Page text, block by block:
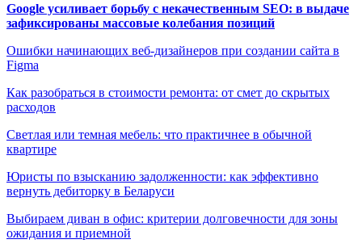
Google усиливает борьбу с некачественным SEO: в выдаче
зафиксированы массовые колебания позиций
Ошибки начинающих веб-дизайнеров при создании сайта в
Figma
Как разобраться в стоимости ремонта: от смет до скрытых
расходов
Светлая или темная мебель: что практичнее в обычной
квартире
Юристы по взысканию задолженности: как эффективно
вернуть дебиторку в Беларуси
Выбираем диван в офис: критерии долговечности для зоны
ожидания и приемной